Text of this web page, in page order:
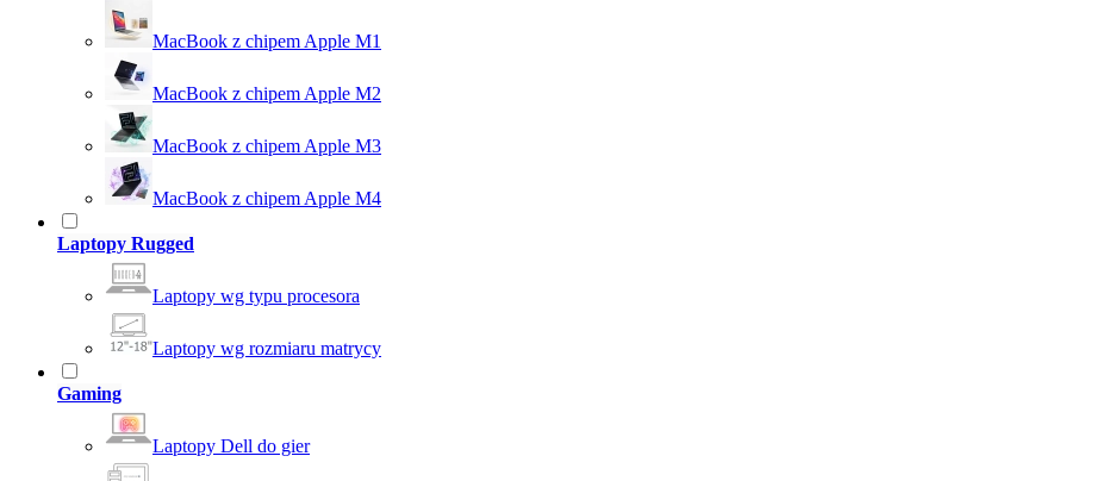
MacBook z chipem Apple M1
MacBook z chipem Apple M2
MacBook z chipem Apple M3
MacBook z chipem Apple M4
Laptopy Rugged
Laptopy wg typu procesora
Laptopy wg rozmiaru matrycy
Gaming
Laptopy Dell do gier